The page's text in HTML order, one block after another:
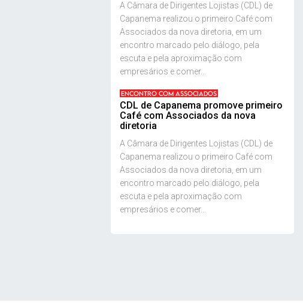
A Câmara de Dirigentes Lojistas (CDL) de
Capanema realizou o primeiro Café com
Associados da nova diretoria, em um
encontro marcado pelo diálogo, pela
escuta e pela aproximação com
empresários e comer...
ENCONTRO COM ASSOCIADOS
CDL de Capanema promove primeiro
Café com Associados da nova
diretoria
A Câmara de Dirigentes Lojistas (CDL) de
Capanema realizou o primeiro Café com
Associados da nova diretoria, em um
encontro marcado pelo diálogo, pela
escuta e pela aproximação com
empresários e comer...